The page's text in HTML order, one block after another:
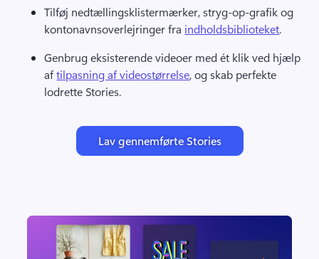
Tilføj nedtællingsklistermærker, stryg-op-grafik og
kontonavnsoverlejringer fra indholdsbiblioteket.
Genbrug eksisterende videoer med ét klik ved hjælp
af tilpasning af videostørrelse, og skab perfekte
lodrette Stories.
Lav gennemførte Stories